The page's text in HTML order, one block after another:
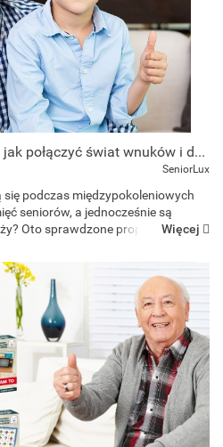
Gry międzypokoleniowe – jak połączyć świat wnuków i dziadków przy jednym stole?
SeniorLux
podczas międzypokoleniowych
seniorów, a jednocześnie są
Oto sprawdzone propozycje gier
Więcej